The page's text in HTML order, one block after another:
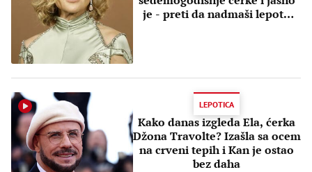
je - preti da nadmaši lepotu
LEPOTICA
Kako danas izgleda Ela, ćerka
Džona Travolte? Izašla sa ocem
na crveni tepih i Kan je ostao
bez daha